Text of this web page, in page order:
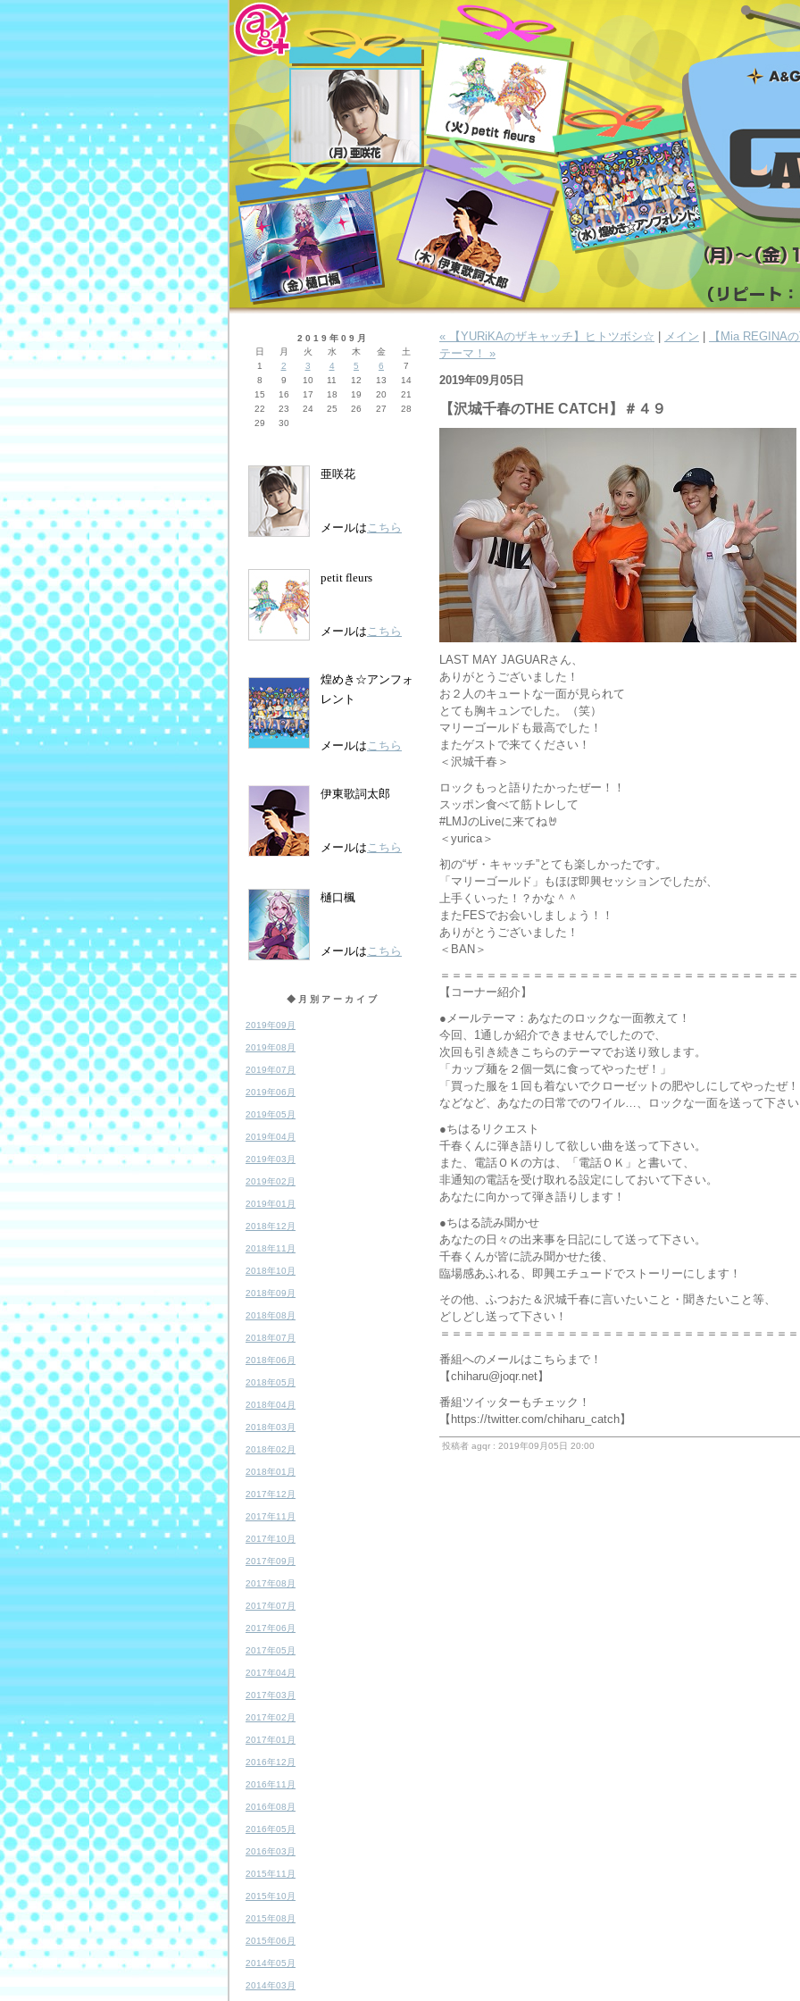
2019年09月
日
月 火 水 木 金
土
1
2 3 4 5 6
7
8
9 10 11 12 13
14
15
16 17 18 19 20
21
22
23 24 25 26 27
28
29
30
亜咲花
メールはこちら
petit fleurs
メールはこちら
煌めき☆アンフォ
レント
メールはこちら
伊東歌詞太郎
メールはこちら
樋口楓
メールはこちら
◆月別アーカイブ
2019年09月
2019年08月
2019年07月
2019年06月
2019年05月
2019年04月
2019年03月
2019年02月
2019年01月
2018年12月
2018年11月
2018年10月
2018年09月
2018年08月
2018年07月
2018年06月
2018年05月
2018年04月
2018年03月
2018年02月
2018年01月
2017年12月
2017年11月
2017年10月
2017年09月
2017年08月
2017年07月
2017年06月
2017年05月
2017年04月
2017年03月
2017年02月
2017年01月
2016年12月
2016年11月
2016年08月
2016年05月
2016年03月
2015年11月
2015年10月
2015年08月
2015年06月
2014年05月
2014年03月
« 【YURiKAのザキャッチ】ヒトツボシ☆ メイン
【Mia REGINA
テーマ！ »
2019年09月05日
【沢城千春のTHE CATCH】＃４９
LAST MAY JAGUARさん、
ありがとうございました！
お２人のキュートな一面が見られて
とても胸キュンでした。（笑）
マリーゴールドも最高でした！
またゲストで来てください！
＜沢城千春＞
ロックもっと語りたかったぜー！！
スッポン食べて筋トレして
#LMJのLiveに来てね🤘
＜yurica＞
初の“ザ・キャッチ”とても楽しかったです。
「マリーゴールド」もほぼ即興セッションでしたが、
上手くいった！？かな＾＾
またFESでお会いしましょう！！
ありがとうございました！
＜BAN＞
＝＝＝＝＝＝＝＝＝＝＝＝＝＝＝＝＝＝＝＝＝＝＝＝＝＝＝＝＝＝
【コーナー紹介】
●メールテーマ：あなたのロックな一面教えて！
今回、1通しか紹介できませんでしたので、
次回も引き続きこちらのテーマでお送り致します。
「カップ麺を２個一気に食ってやったぜ！」
「買った服を１回も着ないでクローゼットの肥やしにしてやったぜ
などなど、あなたの日常でのワイル…、ロックな一面を送って下さ
●ちはるリクエスト
千春くんに弾き語りして欲しい曲を送って下さい。
また、電話ＯＫの方は、「電話ＯＫ」と書いて、
非通知の電話を受け取れる設定にしておいて下さい。
あなたに向かって弾き語りします！
●ちはる読み聞かせ
あなたの日々の出来事を日記にして送って下さい。
千春くんが皆に読み聞かせた後、
臨場感あふれる、即興エチュードでストーリーにします！
その他、ふつおた＆沢城千春に言いたいこと・聞きたいこと等、
どしどし送って下さい！
＝＝＝＝＝＝＝＝＝＝＝＝＝＝＝＝＝＝＝＝＝＝＝＝＝＝＝＝＝＝
番組へのメールはこちらまで！
【chiharu@joqr.net】
番組ツイッターもチェック！
【https://twitter.com/chiharu_catch】
投稿者 agqr : 2019年09月05日 20:00